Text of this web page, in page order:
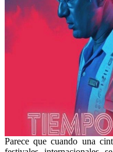
Parece que cuando una